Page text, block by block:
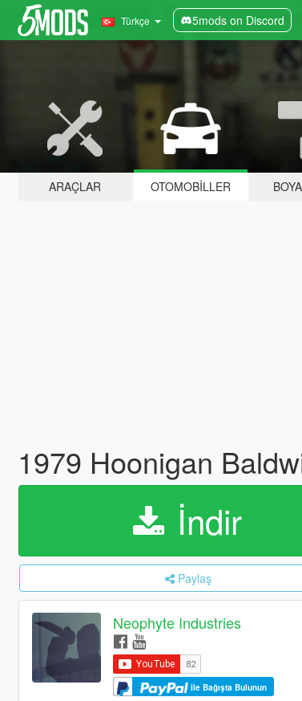
Türkçe 5mods on Discord
ARAÇLAR OTOMOBILLER
1979 Hoonigan
İndir
Paylaş
Neophyte Industries
ile Bağışta Bulunun